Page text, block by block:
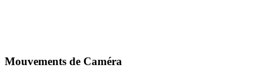
Plans professionnels panoramiques, zoom et de suivi avec contrôle